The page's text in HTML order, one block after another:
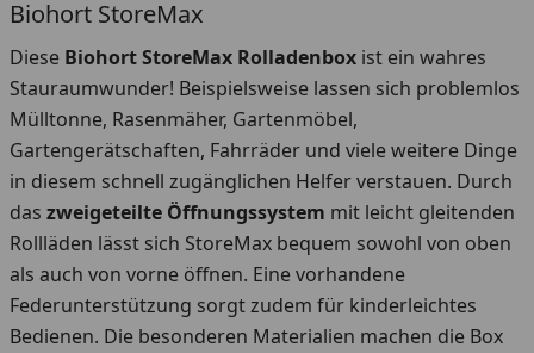
Biohort StoreMax
Diese Biohort StoreMax Rolladenbox ist ein wahres
Stauraumwunder! Beispielsweise lassen sich problemlos
Mülltonne, Rasenmäher, Gartenmöbel,
Gartengerätschaften, Fahrräder und viele weitere Dinge
in diesem schnell zugänglichen Helfer verstauen. Durch
das zweigeteilte Öffnungssystem mit leicht gleitenden
Rollläden lässt sich StoreMax bequem sowohl von oben
als auch von vorne öffnen. Eine vorhandene
Federunterstützung sorgt zudem für kinderleichtes
Bedienen. Die besonderen Materialien machen die Box